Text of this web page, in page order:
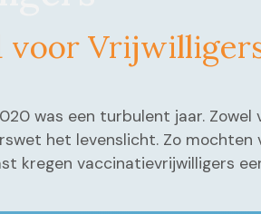
voor
was een turbulent jaar.
het levenslicht. Zo
kregen vaccinatievrijwilligers